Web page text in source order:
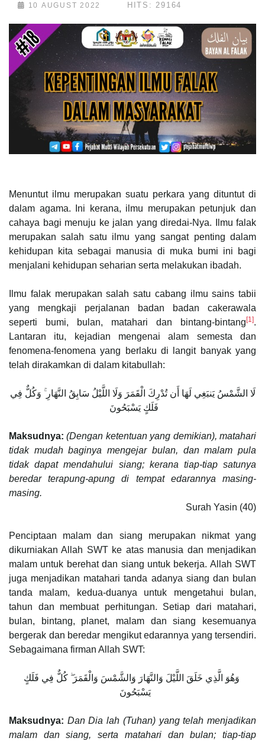
10 AUGUST 2022 HITS: 29164
Menuntut ilmu merupakan suatu perkara yang dituntut di
dalam agama. Ini kerana, ilmu merupakan petunjuk dan
cahaya bagi menuju ke jalan yang diredai-Nya. Ilmu falak
merupakan salah satu ilmu yang sangat penting dalam
kehidupan kita sebagai manusia di muka bumi ini bagi
menjalani kehidupan seharian serta melakukan ibadah.
Ilmu falak merupakan salah satu cabang ilmu sains tabii
yang mengkaji perjalanan badan badan cakerawala
seperti bumi, bulan, matahari dan bintang-bintang [1].
Lantaran itu, kejadian mengenai alam semesta dan
fenomena-fenomena yang berlaku di langit banyak yang
telah dirakamkan di dalam kitabullah:
لَا الشَّمْسُ يَنبَغِي لَهَا أَن تُدْرِكَ الْقَمَرَ وَلَا اللَّيْلُ سَابِقُ النَّهَارِ ۚ وَكُلٌّ فِي
فَلَكٍ يَسْبَحُونَ
Maksudnya: (Dengan ketentuan yang demikian), matahari
tidak mudah baginya mengejar bulan, dan malam pula
tidak dapat mendahului siang; kerana tiap-tiap satunya
beredar terapung-apung di tempat edarannya masing-
masing.
Surah Yasin (40)
Penciptaan malam dan siang merupakan nikmat yang
dikurniakan Allah SWT ke atas manusia dan menjadikan
malam untuk berehat dan siang untuk bekerja. Allah SWT
juga menjadikan matahari tanda adanya siang dan bulan
tanda malam, kedua-duanya untuk mengetahui bulan,
tahun dan membuat perhitungan. Setiap dari matahari,
bulan, bintang, planet, malam dan siang kesemuanya
bergerak dan beredar mengikut edarannya yang tersendiri.
Sebagaimana firman Allah SWT:
وَهُوَ الَّذِي خَلَقَ اللَّيْلَ وَالنَّهَارَ وَالشَّمْسَ وَالْقَمَرَ ۖ كُلٌّ فِي فَلَكٍ
يَسْبَحُونَ
Maksudnya: Dan Dia lah (Tuhan) yang telah menjadikan
malam dan siang, serta matahari dan bulan; tiap-tiap